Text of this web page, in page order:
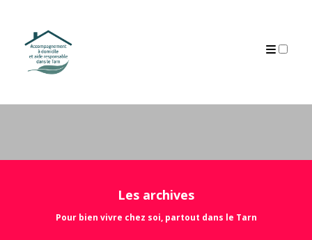
Les archives
Pour bien vivre chez soi, partout dans le Tarn